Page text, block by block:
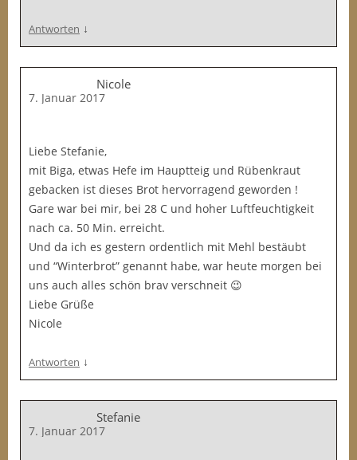
Antworten ↓
Nicole
7. Januar 2017
Liebe Stefanie,
mit Biga, etwas Hefe im Hauptteig und Rübenkraut
gebacken ist dieses Brot hervorragend geworden !
Gare war bei mir, bei 28 C und hoher Luftfeuchtigkeit
nach ca. 50 Min. erreicht.
Und da ich es gestern ordentlich mit Mehl bestäubt
und “Winterbrot” genannt habe, war heute morgen bei
uns auch alles schön brav verschneit 😉
Liebe Grüße
Nicole
Antworten ↓
Stefanie
7. Januar 2017